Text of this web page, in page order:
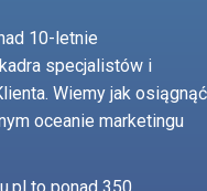
10-letnie
specjalistów i
Wiemy jak osiągnąć
oceanie marketingu